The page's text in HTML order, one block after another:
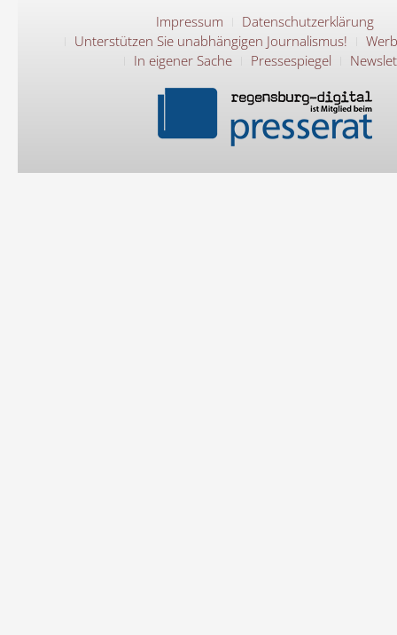
Impressum
Datenschutzerklärung
Unterstützen Sie unabhängigen Journalismus!
In eigener Sache
Pressespiegel